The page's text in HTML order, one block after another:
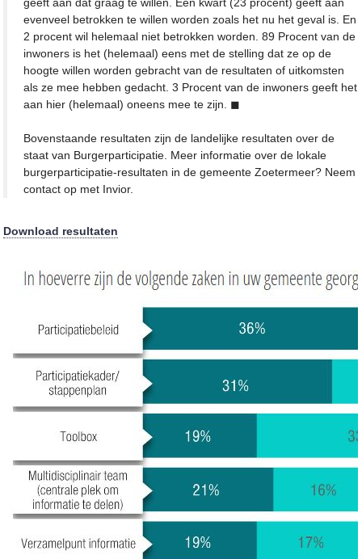
evenveel betrokken te willen worden zoals het nu het geval is. En
2 procent wil helemaal niet betrokken worden. 89 Procent van de
inwoners is het (helemaal) eens met de stelling dat ze op de
hoogte willen worden gebracht van de resultaten of uitkomsten
als ze mee hebben gedacht. 3 Procent van de inwoners geeft het
aan hier (helemaal) oneens mee te zijn. ◼
Bovenstaande resultaten zijn de landelijke resultaten over de
staat van Burgerparticipatie. Meer informatie over de lokale
burgerparticipatie-resultaten in de gemeente Zoetermeer? Neem
contact op met Invior.
Download resultaten